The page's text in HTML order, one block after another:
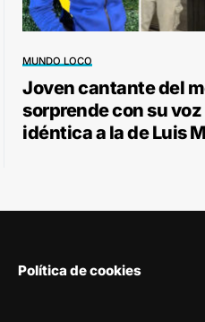
MUNDO LOCO
Joven cantante del
sorprende con su voz
idéntica a la de Luis
Política de cookies